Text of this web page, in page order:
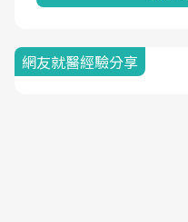
網友就醫經驗分享